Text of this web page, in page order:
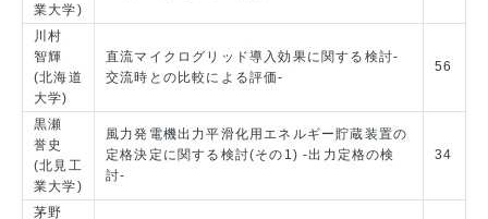
業大学)
川村
智輝
(北海道
大学)
直流マイクログリッド導入効果に関する検討-
交流時との比較による評価-
56
黒瀬
誉史
(北見工
業大学)
風力発電機出力平滑化用エネルギー貯蔵装置の
定格決定に関する検討(その1) -出力定格の検
討-
34
茅野